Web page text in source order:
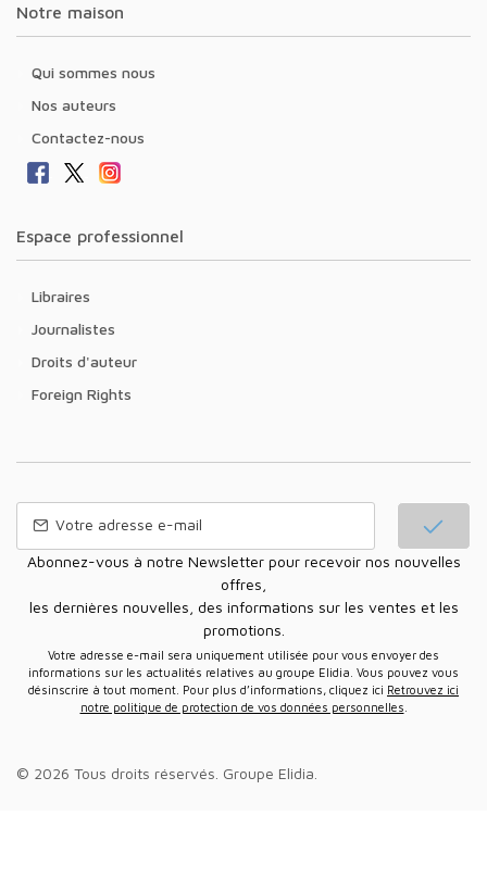
Notre maison
Qui sommes nous
Nos auteurs
Contactez-nous
Espace professionnel
Libraires
Journalistes
Droits d'auteur
Foreign Rights
Abonnez-vous à notre Newsletter pour recevoir nos nouvelles
offres,
les dernières nouvelles, des informations sur les ventes et les
promotions.
Votre adresse e-mail sera uniquement utilisée pour vous envoyer des
informations sur les actualités relatives au groupe Elidia. Vous pouvez vous
désinscrire à tout moment. Pour plus d’informations, cliquez ici Retrouvez ici
notre politique de protection de vos données personnelles
© 2026 Tous droits réservés. Groupe Elidia